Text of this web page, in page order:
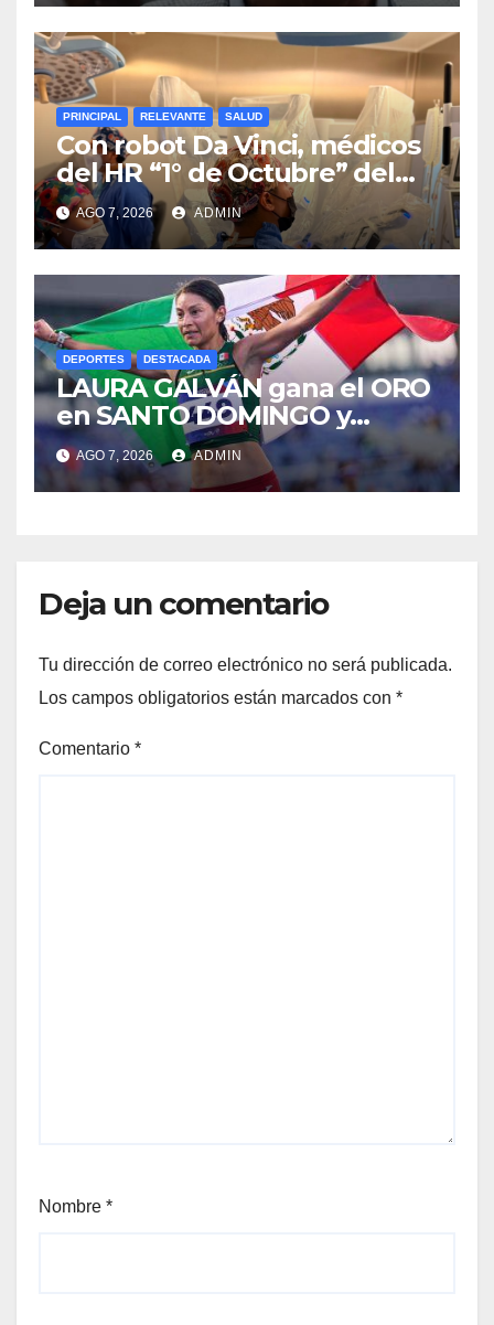
PRINCIPAL RELEVANTE SALUD
Con robot Da Vinci, médicos
del HR “1° de Octubre” del
ISSSTE retiran tumor renal a
paciente de 72 años
AGO 7, 2026 ADMIN
DEPORTES DESTACADA
LAURA GALVÁN gana el ORO
en SANTO DOMINGO y
dedica Medalla a sus padres
fallecidos
AGO 7, 2026 ADMIN
Deja un comentario
Tu dirección de correo electrónico no será publicada.
Los campos obligatorios están marcados con *
Comentario *
Nombre *